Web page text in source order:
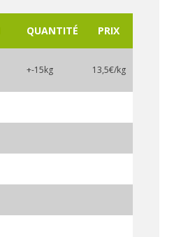
QUANTITÉ PRIX
+-15kg 13,5€/kg